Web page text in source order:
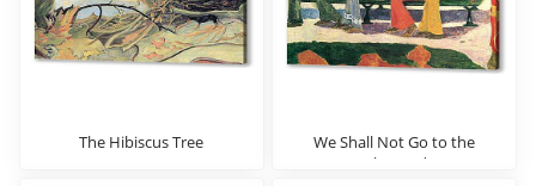
The Hibiscus Tree
We Shall Not Go to the
Market Today